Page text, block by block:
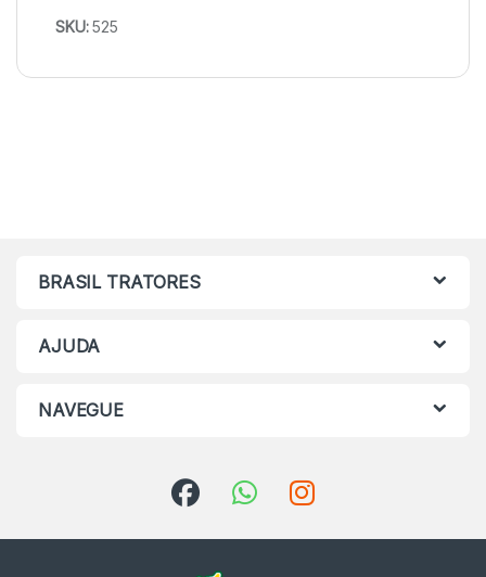
SKU:525
BRASIL TRATORES
AJUDA
NAVEGUE